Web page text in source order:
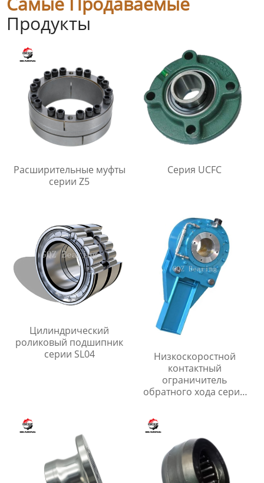
Продукты
Расширительные муфты
серии Z5
Серия UCFC
Цилиндрический
роликовый подшипник
серии SL04
Низкоскоростной
контактный
ограничитель
обратного хода серии